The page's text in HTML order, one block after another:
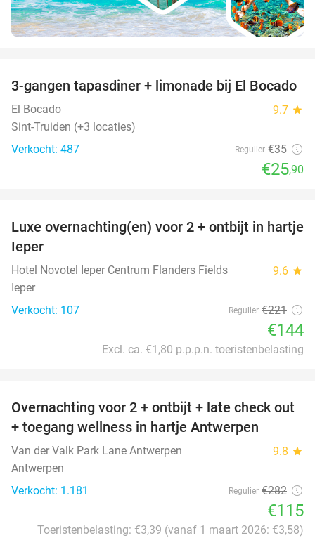
26%
3-gangen tapasdiner + limonade bij El Bocado
El Bocado 9.7 star
Sint-Truiden (+3 locaties)
Verkocht: 487
Regulier €35
€25,90
35%
Luxe overnachting(en) voor 2 + ontbijt in hartje
Ieper
Hotel Novotel Ieper Centrum Flanders Fields 9.6 star
Ieper
Verkocht: 107
Regulier €221
€144
Excl. ca. €1,80 p.p.p.n. toeristenbelasting
59%
Overnachting voor 2 + ontbijt + late check out
+ toegang wellness in hartje Antwerpen
Van der Valk Park Lane Antwerpen 9.8 star
Antwerpen
Verkocht: 1.181
Regulier €282
€115
Toeristenbelasting: €3,39 (vanaf 1 maart 2026: €3,58)